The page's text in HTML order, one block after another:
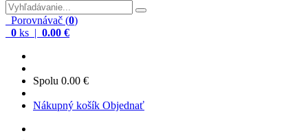
Porovnávač (0)
0 ks | 0.00 €
Spolu 0.00 €
Nákupný košík Objednať